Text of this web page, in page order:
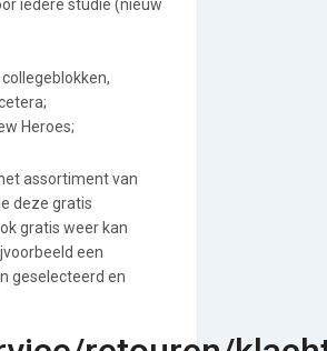
iedere studie (nieuw
Heroes;
assortiment van
deze gratis
gratis weer kan
een
geselecteerd en